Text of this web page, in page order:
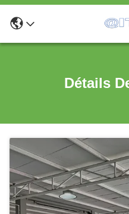
Détails